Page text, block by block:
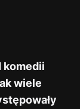
komedii
wiele